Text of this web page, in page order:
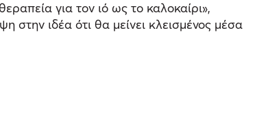
για τον ιό ως το καλοκαίρι»,
στην ιδέα ότι θα μείνει κλεισμένος μέσα